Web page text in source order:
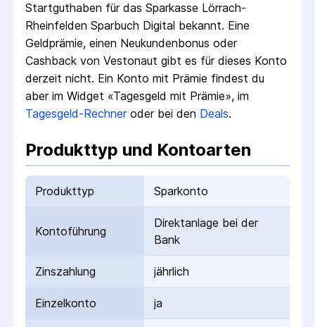
Startguthaben für das Sparkasse Lörrach-
Rheinfelden Sparbuch Digital bekannt. Eine
Geldprämie, einen Neukundenbonus oder
Cashback von Vestonaut gibt es für dieses Konto
derzeit nicht. Ein Konto mit Prämie findest du
aber im Widget «Tagesgeld mit Prämie», im
Tagesgeld-Rechneroder bei den Deals.
Produkttyp und Kontoarten
Produkttyp Sparkonto
Kontoführung
Direktanlage bei der
Bank
Zinszahlung jährlich
Einzelkonto ja